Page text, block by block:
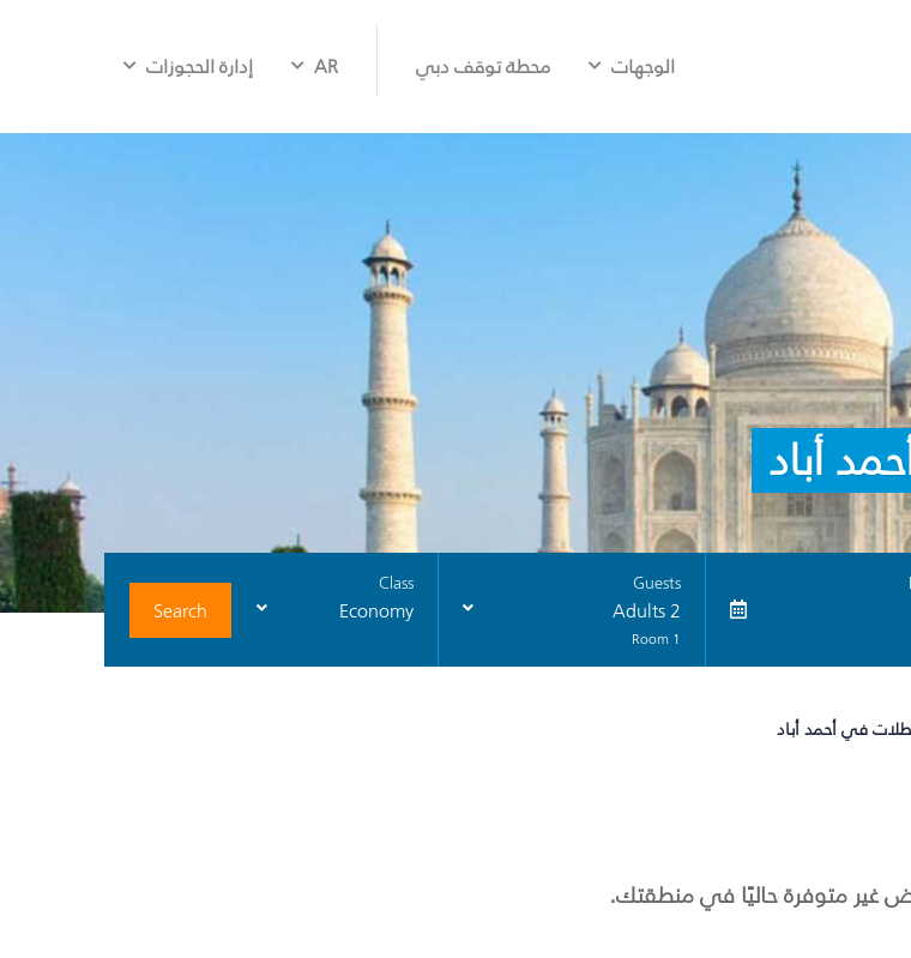
الوجهات محطة توقف دبي AR إدارة الحجوزات
أباد
Guests
2 Adults
1 Room
Class
Economy
Search
في أحمد أباد
غير متوفرة حاليًا في منطقتك.